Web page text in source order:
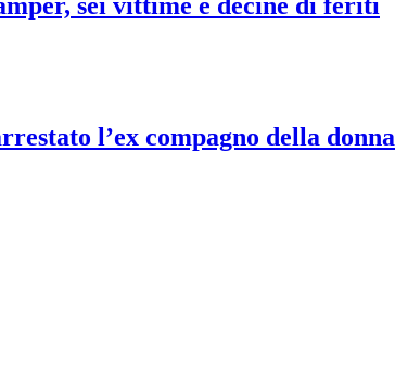
sei vittime e decine di feriti
l’ex compagno della donna